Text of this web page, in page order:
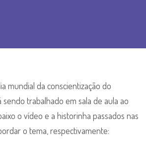
mundial da conscientização do
sendo trabalhado em sala de aula ao
o vídeo e a historinha passados nas
o tema, respectivamente: